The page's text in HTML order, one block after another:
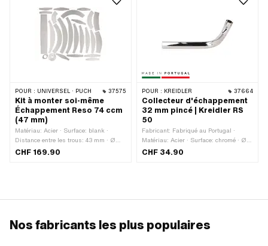
POUR : UNIVERSEL · PUCH 37575
Kit à monter soi-même
Échappement Reso 74 ccm
(47 mm)
Matériau: Acier · Surface: blank ·
Distance entre les trous: 43 mm · Ø
trou de fixation: 7 mm
CHF 169.90
POUR : KREIDLER 37664
Collecteur d'échappement
32 mm pincé | Kreidler RS
50
Fabricant: Fabriqué au Portugal ·
Matériau: Acier · Surface: chromé · Ø
intérieur: 30 mm · Ø extérieur: 32 mm ·
CHF 34.90
Nos fabricants les plus populaires